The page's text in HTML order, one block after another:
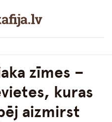
zīmes –
kuras
aizmirst